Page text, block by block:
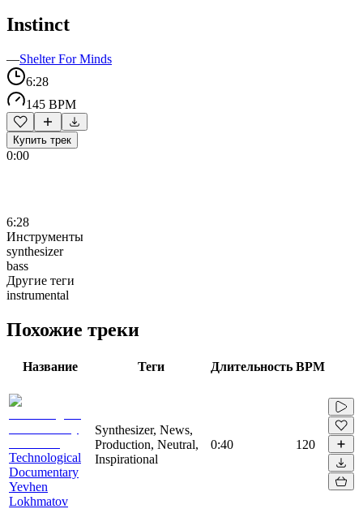
Instinct
—Shelter For Minds
6:28
145 BPM
Купить трек
0:00
6:28
Инструменты
synthesizer
bass
Другие теги
instrumental
Похожие треки
Название Теги Длительность BPM
Technological
Documentary
Yevhen
Lokhmatov
Synthesizer, News,
Production, Neutral,
Inspirational
0:40 120